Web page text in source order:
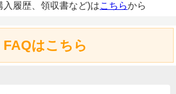
入履歴、領収書など)はこちらから
FAQはこちら